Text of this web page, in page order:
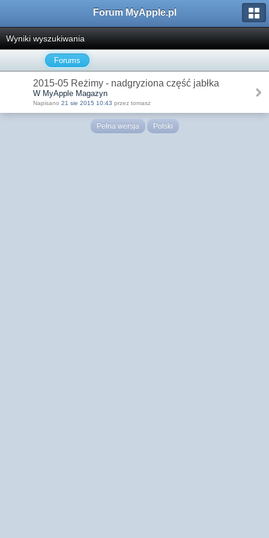
Forum MyApple.pl
Wyniki wyszukiwania
Forums
2015-05 Reżimy - nadgryziona część jabłka
W MyApple Magazyn
Napisano 21 sie 2015 10:43 przez tomasz
Pełna wersja Polski